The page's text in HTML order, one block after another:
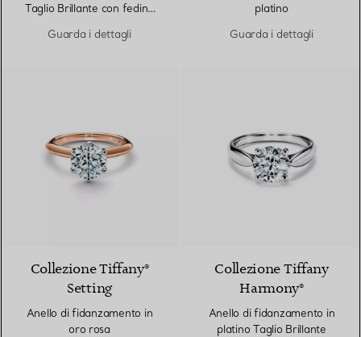
Taglio Brillante con fedina
Guarda i dettagli
platino
Guarda i dettagli
Collezione Tiffany®
Setting
Anello di fidanzamento in
oro rosa
Collezione Tiffany
Harmony®
Anello di fidanzamento in
platino Taglio Brillante